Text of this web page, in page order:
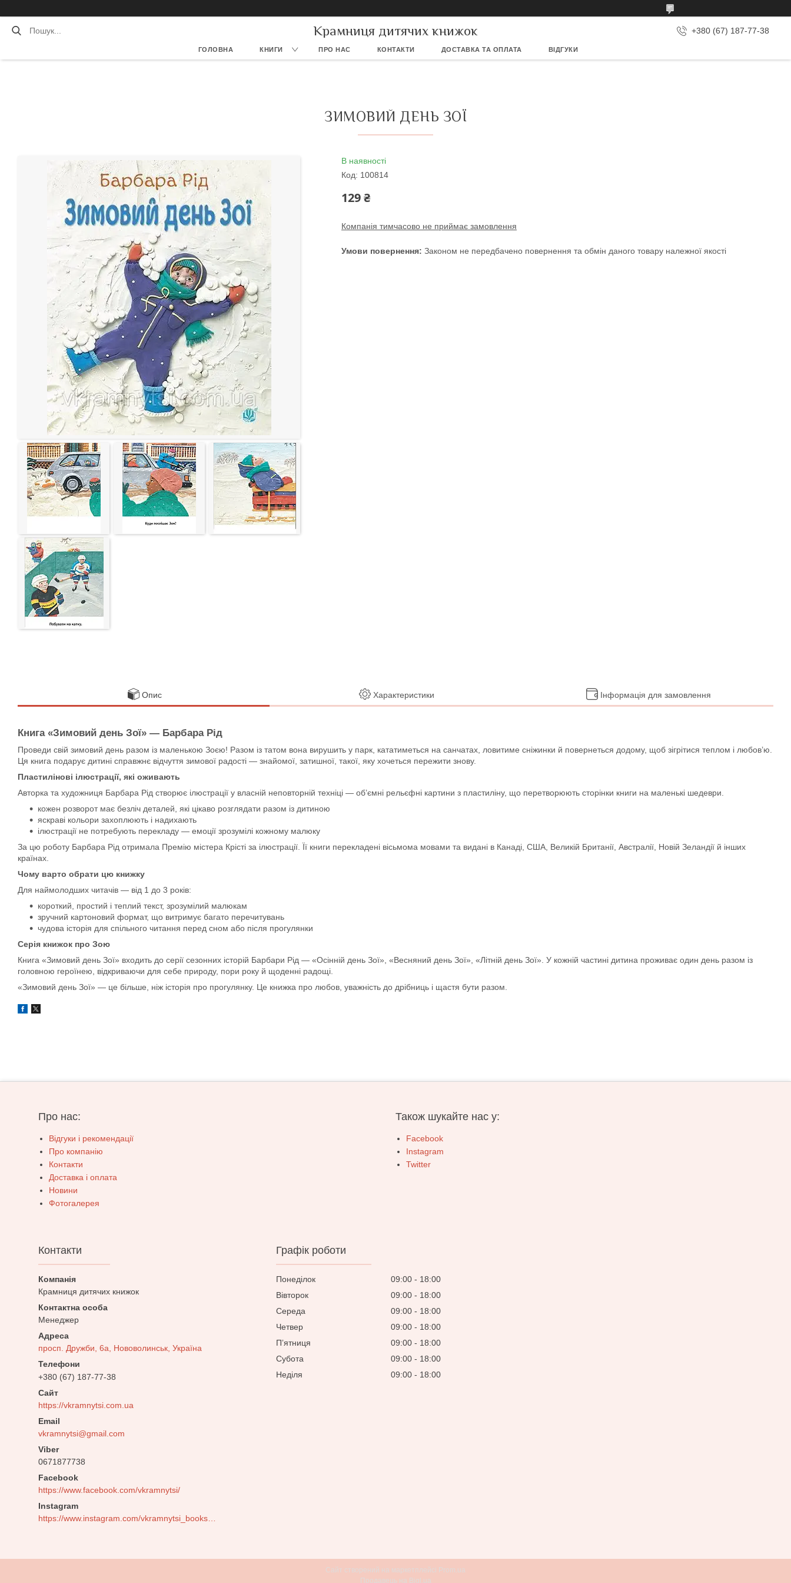
Крамниця дитячих книжок +380 (67) 187-77-38
ГОЛОВНА КНИГИ ПРО НАС КОНТАКТИ ДОСТАВКА ТА ОПЛАТА ВІДГУКИ
ЗИМОВИЙ ДЕНЬ ЗОЇ
В наявності
Код: 100814
129 ₴
Компанія тимчасово не приймає замовлення
Законом не передбачено повернення та обмін даного товару належної якості
Опис Характеристики Інформація для замовлення
Книга «Зимовий день Зої» — Барбара Рід
Проведи свій зимовий день разом із маленькою Зоєю! Разом із татом вона вирушить у парк, кататиметься на санчатах, ловитиме сніжинки й повернеться додому, щоб зігрітися теплом і любов’ю.
Ця книга подарує дитині справжнє відчуття зимової радості — знайомої, затишної, такої, яку хочеться пережити знову.
Пластилінові ілюстрації, які оживають
Авторка та художниця Барбара Рід створює ілюстрації у власній неповторній техніці — об’ємні рельєфні картини з пластиліну, що перетворюють сторінки книги на маленькі шедеври.
кожен розворот має безліч деталей, які цікаво розглядати разом із дитиною
яскраві кольори захоплюють і надихають
ілюстрації не потребують перекладу — емоції зрозумілі кожному малюку
За цю роботу Барбара Рід отримала Премію містера Крісті за ілюстрації. Її книги перекладені вісьмома мовами та видані в Канаді, США, Великій Британії, Австралії, Новій Зеландії й інших
країнах.
Чому варто обрати цю книжку
Для наймолодших читачів — від 1 до 3 років:
короткий, простий і теплий текст, зрозумілий малюкам
зручний картоновий формат, що витримує багато перечитувань
чудова історія для спільного читання перед сном або після прогулянки
Серія книжок про Зою
Книга «Зимовий день Зої» входить до серії сезонних історій Барбари Рід — «Осінній день Зої», «Весняний день Зої», «Літній день Зої». У кожній частині дитина проживає один день разом із
головною героїнею, відкриваючи для себе природу, пори року й щоденні радощі.
«Зимовий день Зої» — це більше, ніж історія про прогулянку. Це книжка про любов, уважність до дрібниць і щастя бути разом.
Про нас:
Відгуки і рекомендації
Про компанію
Контакти
Доставка і оплата
Новини
Фотогалерея
Також шукайте нас у:
Facebook
Instagram
Twitter
Контакти
Крамниця дитячих книжок
Менеджер
просп. Дружби, 6а, Нововолинськ, Україна
+380 (67) 187-77-38
https://vkramnytsi.com.ua
vkramnytsi@gmail.com
0671877738
Facebook
https://www.facebook.com/vkramnytsi/
Instagram
Графік роботи
Понеділок 09:00
18:00
Вівторок
09:00
18:00
Середа
09:00
18:00
Четвер
09:00
18:00
Пʼятниця
09:00
18:00
Субота
09:00
18:00
Неділя
09:00 18:00
Сайт створений на маркетплейсі Prom.ua
Продавець на Bigl.ua